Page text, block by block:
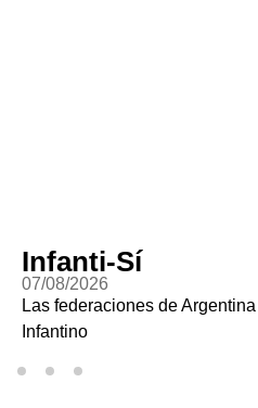
Infanti-Sí
07/08/2026
Las federaciones de
Infantino